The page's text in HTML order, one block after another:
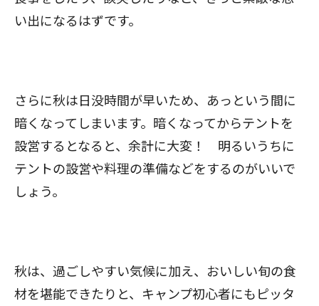
い出になるはずです。
さらに秋は日没時間が早いため、あっという間に
暗くなってしまいます。暗くなってからテントを
設営するとなると、余計に大変！ 明るいうちに
テントの設営や料理の準備などをするのがいいで
しょう。
秋は、過ごしやすい気候に加え、おいしい旬の食
材を堪能できたりと、キャンプ初心者にもピッタ